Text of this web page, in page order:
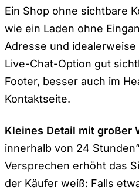
Ein Shop ohne sichtbare
wie ein Laden ohne
Adresse und
Live-Chat-Option gut
Footer, besser auch im
Kontaktseite.
Kleines Detail mit großer
innerhalb von 24
Versprechen erhöht das
der Käufer weiß: Falls